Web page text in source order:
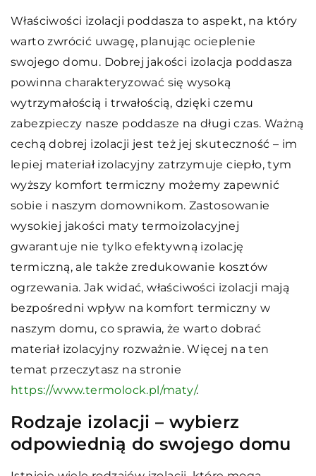
Właściwości izolacji poddasza to aspekt, na który
warto zwrócić uwagę, planując ocieplenie
swojego domu. Dobrej jakości izolacja poddasza
powinna charakteryzować się wysoką
wytrzymałością i trwałością, dzięki czemu
zabezpieczy nasze poddasze na długi czas. Ważną
cechą dobrej izolacji jest też jej skuteczność – im
lepiej materiał izolacyjny zatrzymuje ciepło, tym
wyższy komfort termiczny możemy zapewnić
sobie i naszym domownikom. Zastosowanie
wysokiej jakości maty termoizolacyjnej
gwarantuje nie tylko efektywną izolację
termiczną, ale także zredukowanie kosztów
ogrzewania. Jak widać, właściwości izolacji mają
bezpośredni wpływ na komfort termiczny w
naszym domu, co sprawia, że warto dobrać
materiał izolacyjny rozważnie. Więcej na ten
temat przeczytasz na stronie
https://www.termolock.pl/maty/.
Rodzaje izolacji – wybierz
odpowiednią do swojego domu